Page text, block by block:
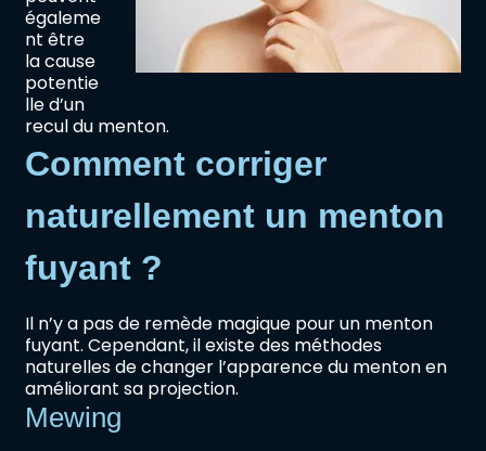
égaleme
nt être
la cause
potentie
lle d’un
recul du menton.
Comment corriger
naturellement un menton
fuyant ?
Il n’y a pas de remède magique pour un menton
fuyant. Cependant, il existe des méthodes
naturelles de changer l’apparence du menton en
améliorant sa projection.
Mewing